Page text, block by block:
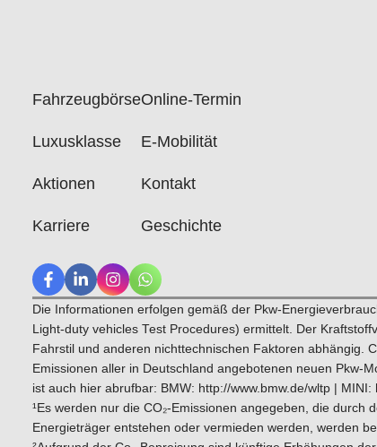
Fahrzeugbörse
Luxusklasse
Aktionen
Karriere
Online-Termin
E-Mobilität
Kontakt
Geschichte
Die Informationen erfolgen gemäß der Pkw-
Light-duty vehicles Test Procedures) ermittelt. Der
Fahrstil und anderen nichttechnischen Faktoren abhängig.
Emissionen aller in Deutschland angebotenen neuen Pkw-
ist auch hier abrufbar: BMW: http://www.bmw.de/wltp | MINI:
¹Es werden nur die CO₂-Emissionen angegeben, die
Energieträger entstehen oder vermieden werden, werden